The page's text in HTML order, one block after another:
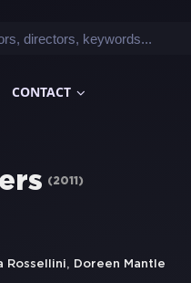
CONTACT
(2011 )
Rossellini, Doreen Mantle